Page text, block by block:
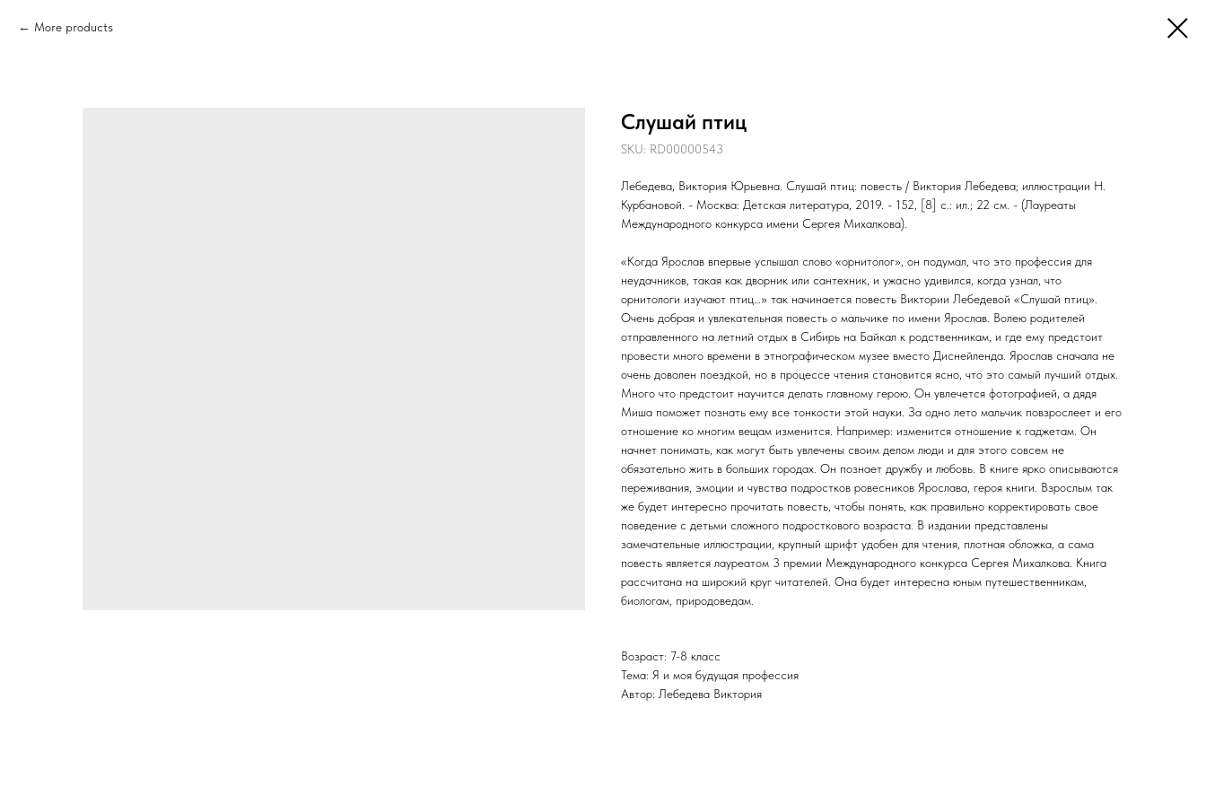
More products
Слушай птиц
SKU: RD00000543
Лебедева, Виктория Юрьевна. Слушай птиц: повесть / Виктория Лебедева; иллюстрации Н.
Курбановой. - Москва: Детская литература, 2019. - 152, [8] с.: ил.; 22 см. - (Лауреаты
Международного конкурса имени Сергея Михалкова).
«Когда Ярослав впервые услышал слово «орнитолог», он подумал, что это профессия для
неудачников, такая как дворник или сантехник, и ужасно удивился, когда узнал, что
орнитологи изучают птиц…» так начинается повесть Виктории Лебедевой «Слушай птиц».
Очень добрая и увлекательная повесть о мальчике по имени Ярослав. Волею родителей
отправленного на летний отдых в Сибирь на Байкал к родственникам, и где ему предстоит
провести много времени в этнографическом музее вместо Диснейленда. Ярослав сначала не
очень доволен поездкой, но в процессе чтения становится ясно, что это самый лучший отдых.
Много что предстоит научится делать главному герою. Он увлечется фотографией, а дядя
Миша поможет познать ему все тонкости этой науки. За одно лето мальчик повзрослеет и его
отношение ко многим вещам изменится. Например: изменится отношение к гаджетам. Он
начнет понимать, как могут быть увлечены своим делом люди и для этого совсем не
обязательно жить в больших городах. Он познает дружбу и любовь. В книге ярко описываются
переживания, эмоции и чувства подростков ровесников Ярослава, героя книги. Взрослым так
же будет интересно прочитать повесть, чтобы понять, как правильно корректировать свое
поведение с детьми сложного подросткового возраста. В издании представлены
замечательные иллюстрации, крупный шрифт удобен для чтения, плотная обложка, а сама
повесть является лауреатом 3 премии Международного конкурса Сергея Михалкова. Книга
рассчитана на широкий круг читателей. Она будет интересна юным путешественникам,
биологам, природоведам.
Возраст: 7-8 класс
Тема: Я и моя будущая профессия
Автор: Лебедева Виктория